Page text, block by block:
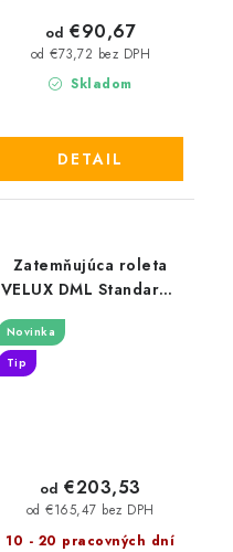
Skladom
od €73,72 bez DPH
od €90,67
DETAIL
Zatemňujúca roleta
VELUX DML Standard -
nová generácia
Novinka
Tip
10 - 20 pracovných dní
od €165,47 bez DPH
od €203,53